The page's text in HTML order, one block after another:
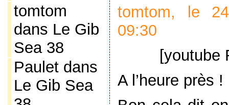
tomtom
dans Le Gib
Sea 38
Pauletdans
Le Gib Sea
tomtom, le
09:30
[youtube
A l’heure près !